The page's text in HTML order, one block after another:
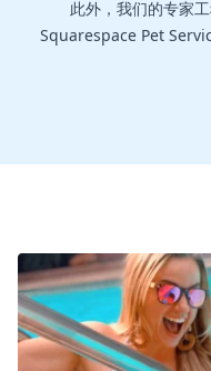
此外，我们的专家
Squarespace Pet